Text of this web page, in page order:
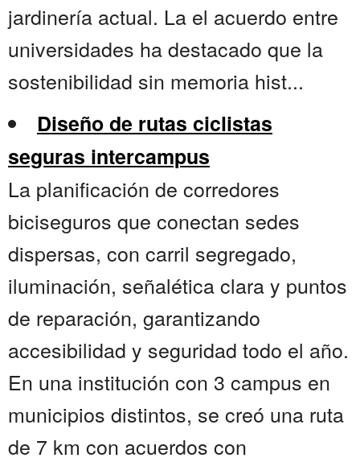
jardinería actual. La el acuerdo entre
universidades ha destacado que la
sostenibilidad sin memoria hist...
Diseño de rutas ciclistas
seguras intercampus
La planificación de corredores
biciseguros que conectan sedes
dispersas, con carril segregado,
iluminación, señalética clara y puntos
de reparación, garantizando
accesibilidad y seguridad todo el año.
En una institución con 3 campus en
municipios distintos, se creó una ruta
de 7 km con acuerdos con